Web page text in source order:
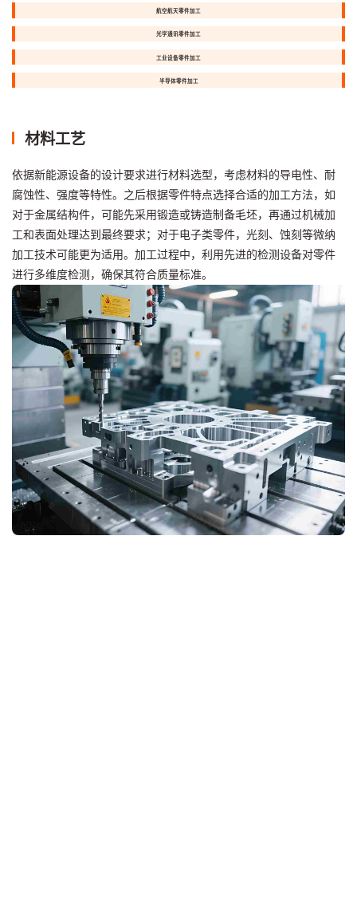
航空航天零件加工
光学通讯零件加工
工业设备零件加工
半导体零件加工
材料工艺
依据新能源设备的设计要求进行材料选型，考虑材料的导电性、耐
腐蚀性、强度等特性。之后根据零件特点选择合适的加工方法，如
对于金属结构件，可能先采用锻造或铸造制备毛坯，再通过机械加
工和表面处理达到最终要求；对于电子类零件，光刻、蚀刻等微纳
加工技术可能更为适用。加工过程中，利用先进的检测设备对零件
进行多维度检测，确保其符合质量标准。